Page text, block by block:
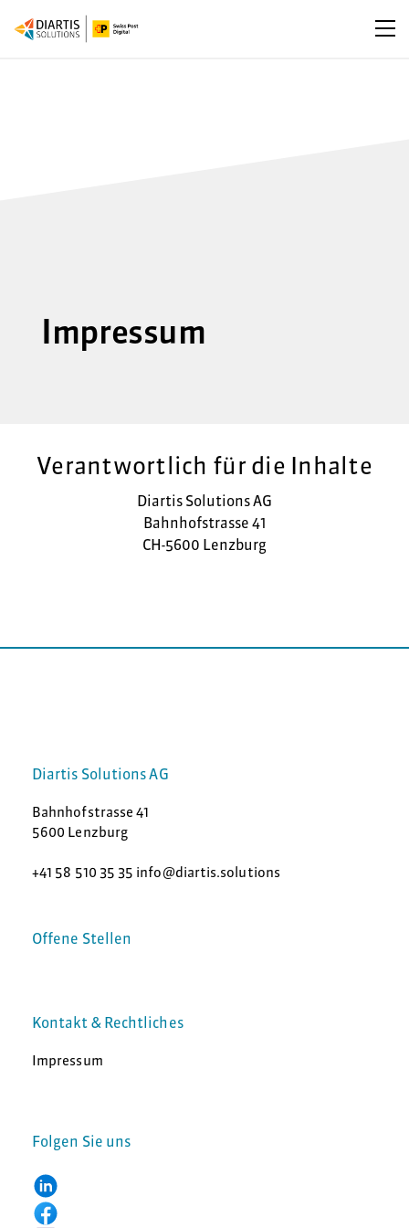
Impressum
Verantwortlich für die Inhalte
Diartis Solutions AG
Bahnhofstrasse 41
CH-5600 Lenzburg
Diartis Solutions AG
Bahnhofstrasse 41
5600 Lenzburg
+41 58 510 35 35 info@diartis.solutions
Offene Stellen
Kontakt & Rechtliches
Impressum
Folgen Sie uns